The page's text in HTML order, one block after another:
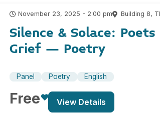
November 23, 2025 - 2:00 pm Building 8,
Silence & Solace:
Grief – Poetry
Panel Poetry English
Free View Details